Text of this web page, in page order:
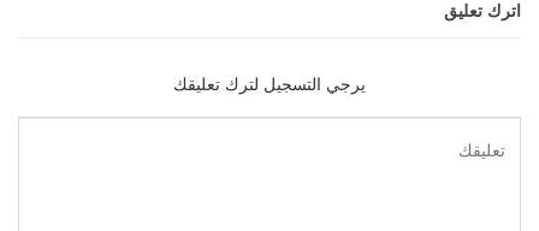
اترك تعليق
يرجي التسجيل لترك تعليقك